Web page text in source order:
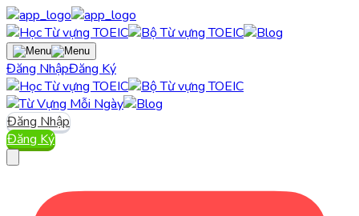
Đăng NhậpĐăng Ký
Đăng Nhập
Đăng Ký